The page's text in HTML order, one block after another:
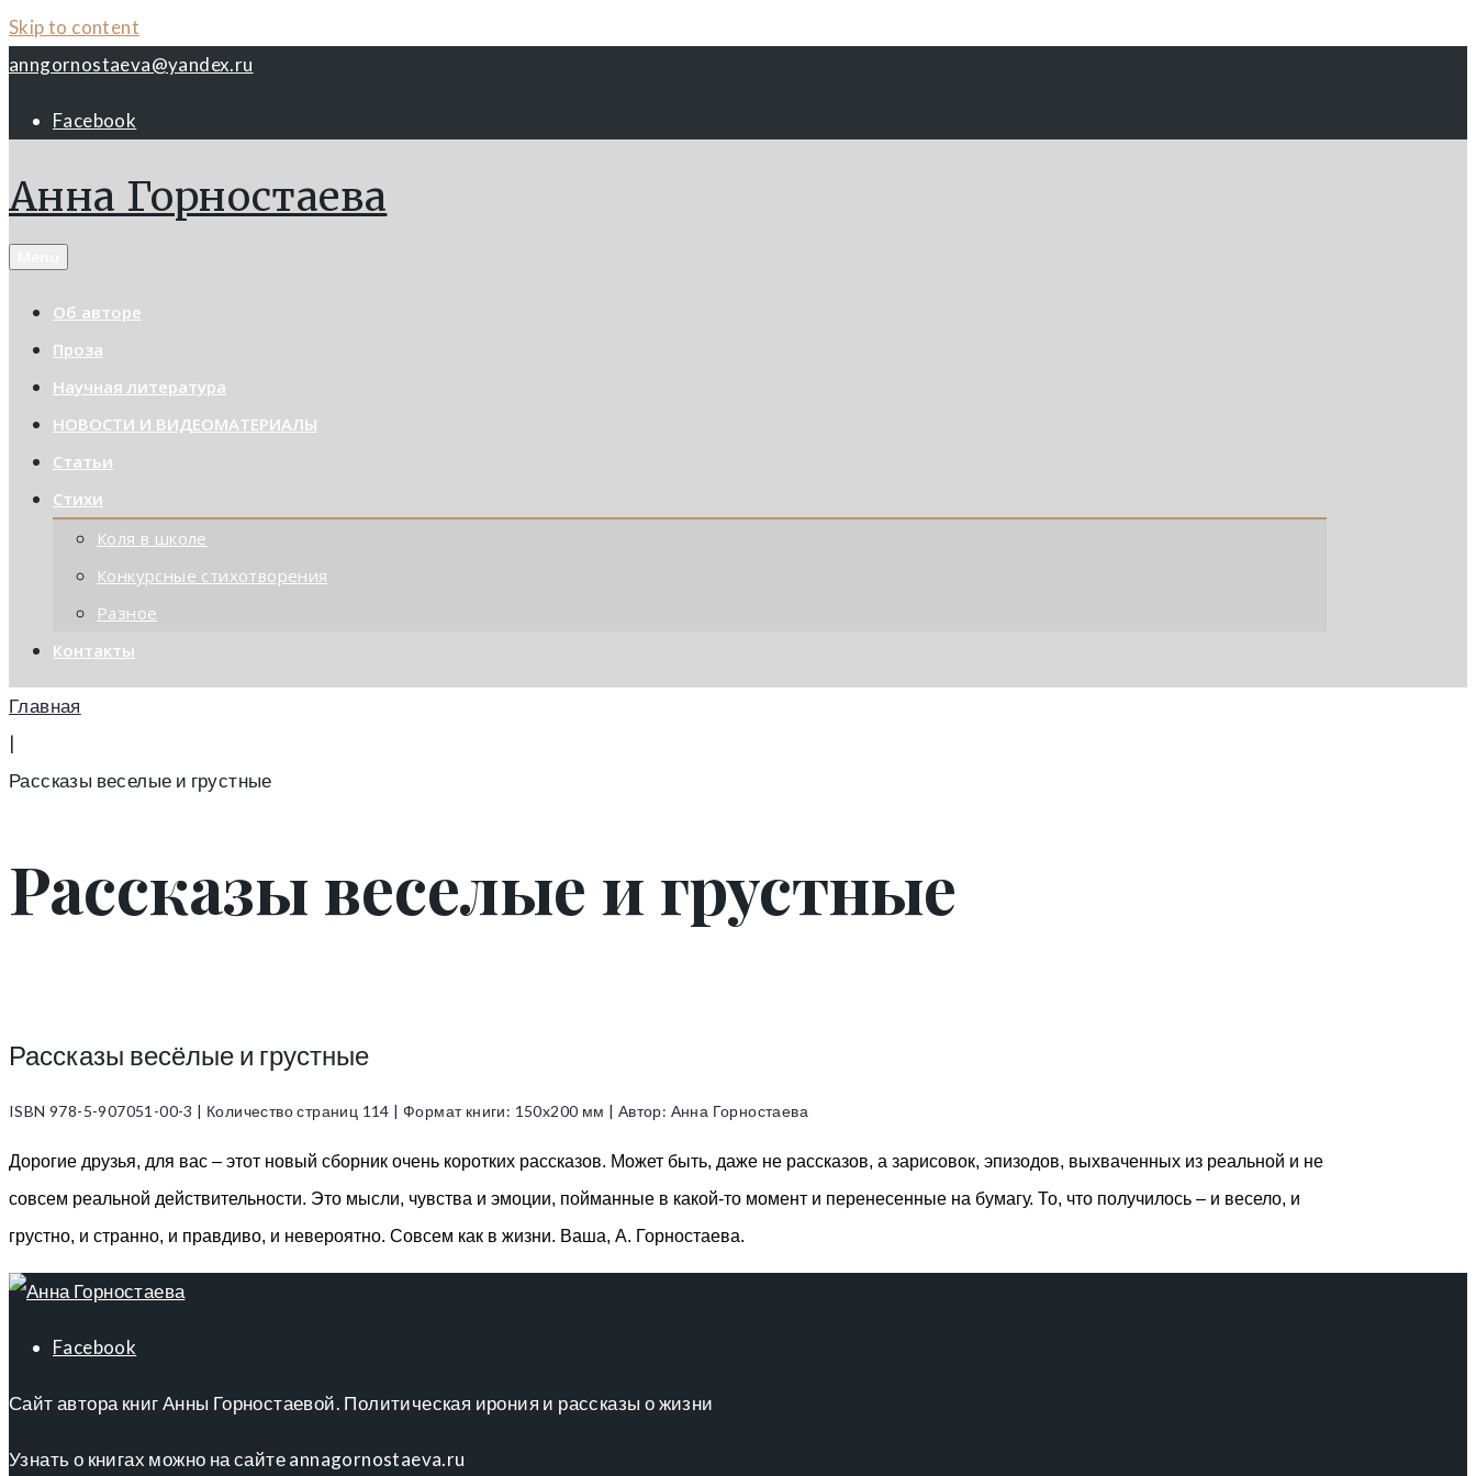
Skip to content
anngornostaeva@yandex.ru
Facebook
Анна Горностаева
Об авторе
Проза
Научная литература
НОВОСТИ И ВИДЕОМАТЕРИАЛЫ
Статьи
Стихи
Коля в школе
Конкурсные стихотворения
Разное
Контакты
Главная
|
Рассказы веселые и грустные
Рассказы веселые и грустные
Рассказы весёлые и грустные
ISBN 978-5-907051-00-3 | Количество страниц 114​ | Формат книги: 150x200 мм | Автор: Анна Горностаева
Дорогие друзья, для вас – этот новый сборник очень коротких рассказов. Может быть, даже не рассказов, а зарисовок, эпизодов, выхваченных из реальной и не
совсем реальной действительности. Это мысли, чувства и эмоции, пойманные в какой-то момент и перенесенные на бумагу. То, что получилось – и весело, и
грустно, и странно, и правдиво, и невероятно. Совсем как в жизни. Ваша, А. Горностаева.
Facebook
Сайт автора книг Анны Горностаевой. Политическая ирония и рассказы о жизни
Узнать о книгах можно на сайте annagornostaeva.ru